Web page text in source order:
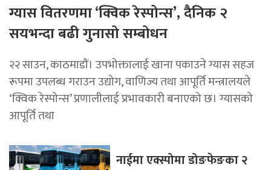
ग्यास वितरणमा ‘क्विक रेस्पोन्स’, दैनिक २
सयभन्दा बढी गुनासो सम्बोधन
२२ साउन, काठमाडाैं। उपभोक्तालाई खाना पकाउने ग्यास सहज
रूपमा उपलब्ध गराउन उद्योग, वाणिज्य तथा आपूर्ति मन्त्रालयले
‘क्विक रेस्पोन्स’ प्रणालीलाई प्रभावकारी बनाएको छ। ग्यासको
आपूर्ति तथा
नाईमा एक्स्पोमा डोङफेङका २